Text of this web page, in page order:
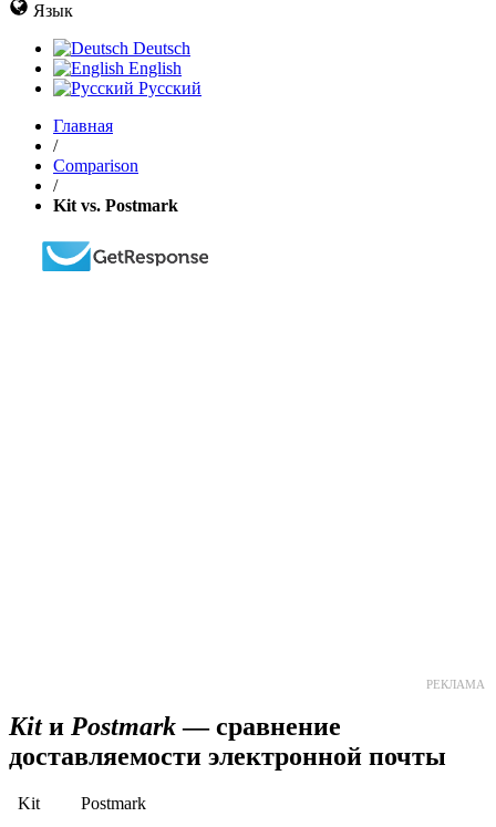
Язык
Deutsch
English
Русский
Главная
/
Comparison
/
Kit vs. Postmark
РЕКЛАМА
Kitи Postmark— сравнение
доставляемости электронной почты
Kit
Postmark